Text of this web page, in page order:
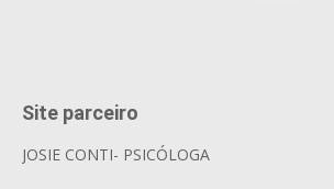
Site parceiro
JOSIE CONTI- PSICÓLOGA